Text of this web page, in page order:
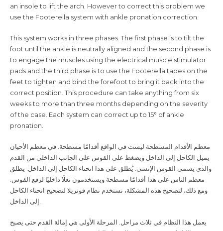
an insole to lift the arch. However to correct this problem we
use the Footerella system with ankle pronation correction.
This system works in three phases. The first phase is to tilt the
foot until the ankle is neutrally aligned and the second phase is
to engage the muscles using the electrical muscle stimulator
pads and the third phase is to use the Footerella tapes on the
feet to tighten and bind the forefoot to bring it back into the
correct position. This procedure can take anything from six
weeks to more than three months depending on the severity
of the case. Each system can correct up to 15° of ankle
pronation.
معظم الأقدام المسطحة ليست في الواقع أقدامًا مسطحة. في معظم الأحيان
يميل الكاحل إلى الداخل ويضغط على القوس على الجانب الداخلي من القدم
والذي يسمى القوس الإنسي. يُطلق على هذا انحناء الكاحل إلى الداخل. يطلق
معظم الناس على هذا أقدامًا مسطحة ويستخدمون نعلًا داخليًا لرفع القوس.
ومع ذلك، لتصحيح هذه المشكلة، نستخدم نظام فوتريلا لتصحيح انحناء الكاحل
إلى الداخل
يعمل هذا النظام في ثلاث مراحل. المرحلة الأولى هي إمالة القدم حتى يصبح